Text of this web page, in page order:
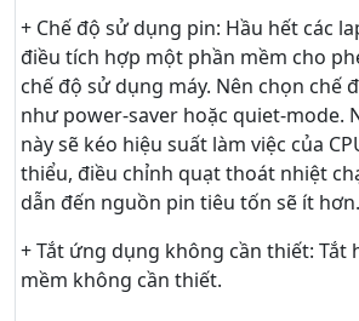
+ Chế độ sử dụng pin: Hầu hết các
điều tích hợp một phần mềm cho
chế độ sử dụng máy. Nên chọn chế
như power-saver hoặc quiet-mode.
này sẽ kéo hiệu suất làm việc của
thiểu, điều chỉnh quạt thoát nhiệt
dẫn đến nguồn pin tiêu tốn sẽ ít hơn.
+ Tắt ứng dụng không cần thiết: Tắt
mềm không cần thiết.